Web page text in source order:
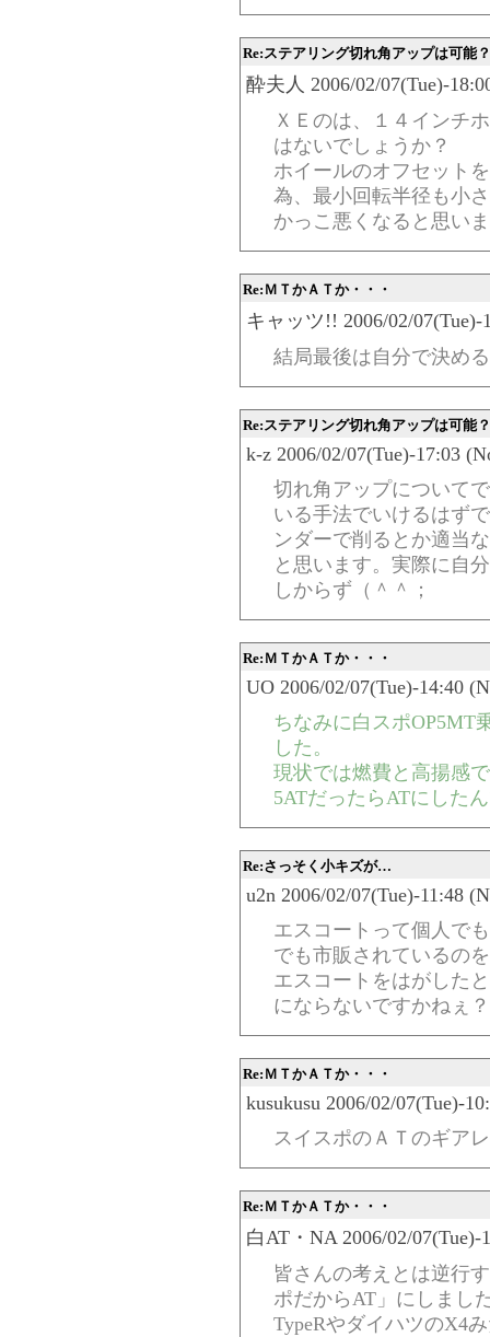
Re:ステアリング切れ角アップは可能？
酔夫人 2006/02/07(Tue)-
ＸＥのは、１４インチ
はないでしょうか？
ホイールのオフセット
為、最小回転半径も小
かっこ悪くなると思い
Re:ＭＴかＡＴか・・・
キャッツ!! 2006/02/07(Tue)-
結局最後は自分で決め
Re:ステアリング切れ角アップは可能？
k-z 2006/02/07(Tue)-17:03
切れ角アップについて
いる手法でいけるはず
ンダーで削るとか適当
と思います。実際に自
しからず（＾＾；
Re:ＭＴかＡＴか・・・
UO 2006/02/07(Tue)-14:40
ちなみに白スポOP5MT
した。
現状では燃費と高揚感
5ATだったらATにした
Re:さっそく小キズが…
u2n 2006/02/07(Tue)-11:48
エスコートって個人で
でも市販されているの
エスコートをはがした
にならないですかねぇ？
Re:ＭＴかＡＴか・・・
kusukusu 2006/02/07(Tue)-
スイスポのＡＴのギア
Re:ＭＴかＡＴか・・・
白AT・NA 2006/02/07(Tue)-
皆さんの考えとは逆行
ポだからAT」にしまし
TypeRやダイハツのX4